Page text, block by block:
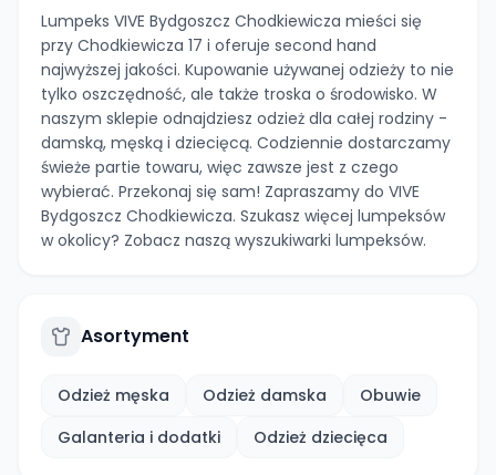
Lumpeks VIVE Bydgoszcz Chodkiewicza mieści się
przy Chodkiewicza 17 i oferuje second hand
najwyższej jakości. Kupowanie używanej odzieży to nie
tylko oszczędność, ale także troska o środowisko. W
naszym sklepie odnajdziesz odzież dla całej rodziny -
damską, męską i dziecięcą. Codziennie dostarczamy
świeże partie towaru, więc zawsze jest z czego
wybierać. Przekonaj się sam! Zapraszamy do VIVE
Bydgoszcz Chodkiewicza. Szukasz więcej lumpeksów
w okolicy? Zobacz naszą wyszukiwarki lumpeksów.
Asortyment
Odzież męska Odzież damska
Obuwie
Galanteria i dodatki
Odzież dziecięca